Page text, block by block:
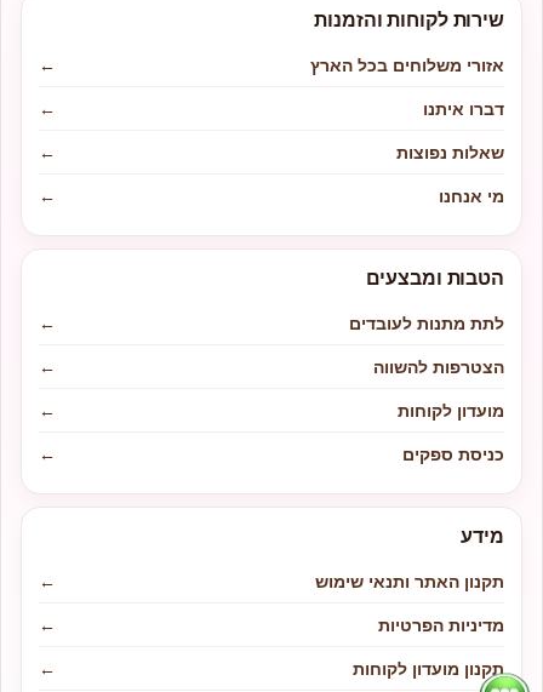
שירות לקוחות והזמנות
אזורי משלוחים בכל הארץ
←
דברו איתנו
←
שאלות נפוצות
←
מי אנחנו
←
הטבות ומבצעים
לתת מתנות לעובדים
←
הצטרפות להשווה
←
מועדון לקוחות
←
כניסת ספקים
←
מידע
תקנון האתר ותנאי שימוש
←
מדיניות הפרטיות
←
תקנון מועדון לקוחות
←